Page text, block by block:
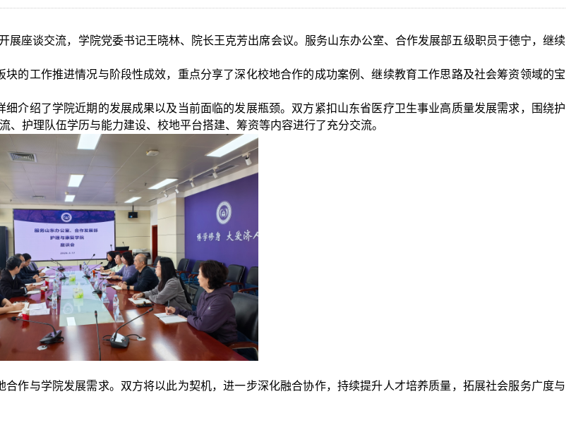
展座谈交流，学院党委书记王晓林、院长王克芳出席会议。服务山东办公室、合作发展部五级职员于德宁，继续
的工作推进情况与阶段性成效，重点分享了深化校地合作的成功案例、继续教育工作思路及社会筹资领域的宝
介绍了学院近期的发展成果以及当前面临的发展瓶颈。双方紧扣山东省医疗卫生事业高质量发展需求，围绕护
护理队伍学历与能力建设、校地平台搭建、筹资等内容进行了充分交流。
作与学院发展需求。双方将以此为契机，进一步深化融合协作，持续提升人才培养质量，拓展社会服务广度与